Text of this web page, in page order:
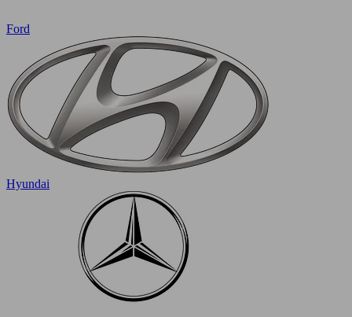
Ford
Hyundai